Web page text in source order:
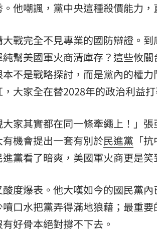
他嘲諷，黨中央這種殺價能力，
戰完全不見專業的國防辯證。
幫美國軍火商清庫存？這些攸
不是戰略探討，而是黨內的權
大家全在替2028年的政治利益打
大家其實都在同一條牽繩上！」
機會提出一套有別於民進黨 「
黨看了暗爽，美國軍火商更是笑
度爆表。他大嘆如今的國民黨
口水把黨弄得滿地狼藉；最重
好骨本絕對撐不下去。